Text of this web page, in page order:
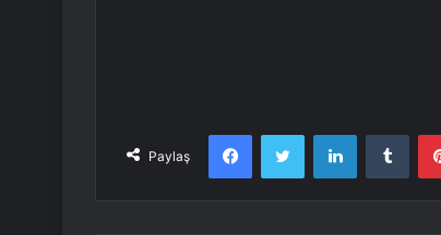
Paylaş
FacebookTwitter LinkedIn